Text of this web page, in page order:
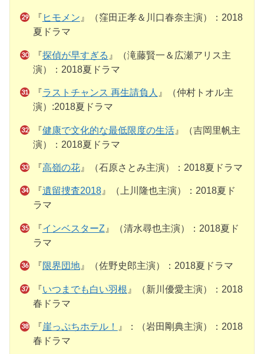
『 ヒモメン 』（窪田正孝＆川口春奈主演）：2018
夏ドラマ
『探偵が早すぎる 』（滝藤賢一＆広瀬アリス主
演）：2018夏ドラマ
『ラストチャンス 再生請負人 』（仲村トオル主
演）:2018夏ドラマ
『健康で文化的な最低限度の生活』（吉岡里帆主
演）：2018夏ドラマ
『高嶺の花』（石原さとみ主演）：2018夏ドラマ
『 遺留捜査2018』（上川隆也主演）：2018夏ド
ラマ
『インベスターZ 』（清水尋也主演）：2018夏ド
ラマ
『 限界団地』（佐野史郎主演）：2018夏ドラマ
『いつまでも白い羽根 』（新川優愛主演）：2018
春ドラマ
『崖っぷちホテル！ 』：（岩田剛典主演）：2018
春ドラマ